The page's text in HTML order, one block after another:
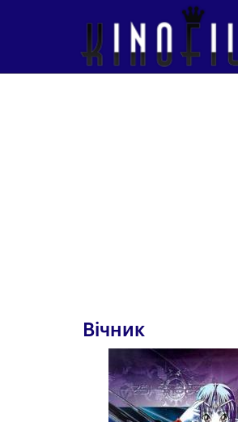
Вічник